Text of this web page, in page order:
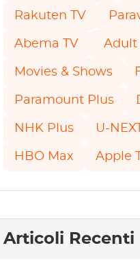
Rakuten TV
Abema TV Adult
Movies & Shows
Paramount Plus
NHK Plus U-NEXT
HBO Max Apple
Articoli Recenti